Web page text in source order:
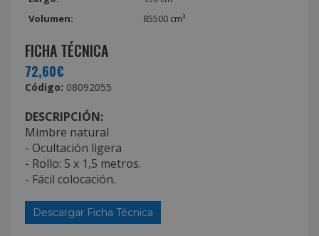
Volumen:
85500 cm³
FICHA TÉCNICA
72,60€
Código: 08092055
DESCRIPCIÓN:
Mimbre natural
- Ocultación ligera
- Rollo: 5 x 1,5 metros.
- Fácil colocación.
Descargar Ficha Técnica